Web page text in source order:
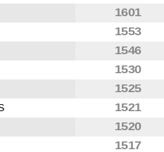
1601
1553
1546
1530
1525
1521
1520
1517